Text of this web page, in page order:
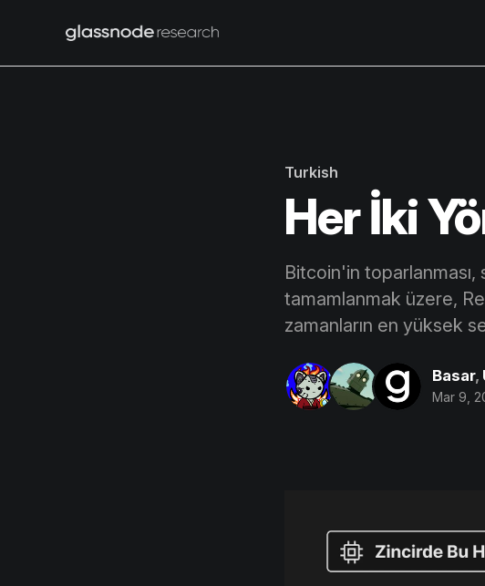
Turkish
Her İki
Bitcoin'in
tamamlanmak üzere,
zamanların en yüksek
Basar,
Mar 9,